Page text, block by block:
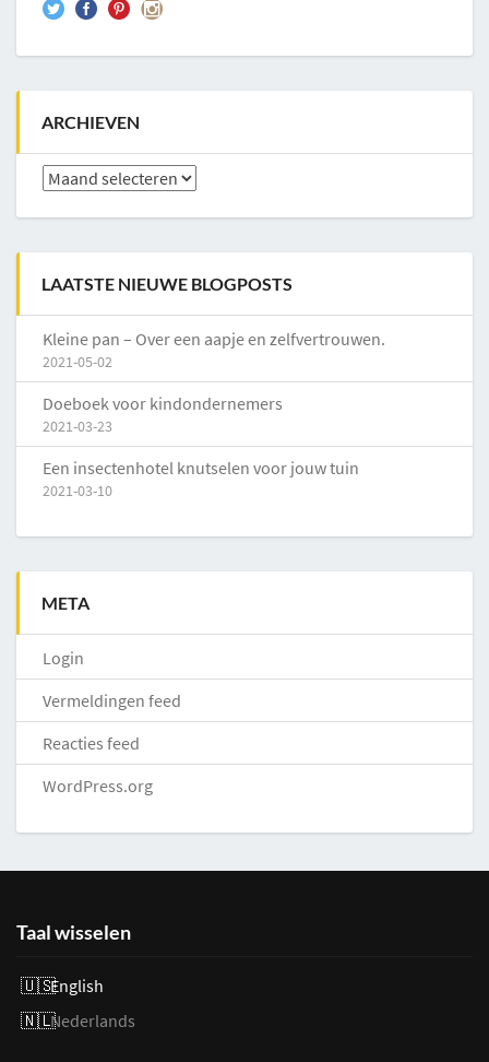
ARCHIEVEN
Archieven
LAATSTE NIEUWE BLOGPOSTS
Kleine pan – Over een aapje en zelfvertrouwen.
2021-05-02
Doeboek voor kindondernemers
2021-03-23
Een insectenhotel knutselen voor jouw tuin
2021-03-10
META
Login
Vermeldingen feed
Reacties feed
WordPress.org
Taal wisselen
English
Nederlands